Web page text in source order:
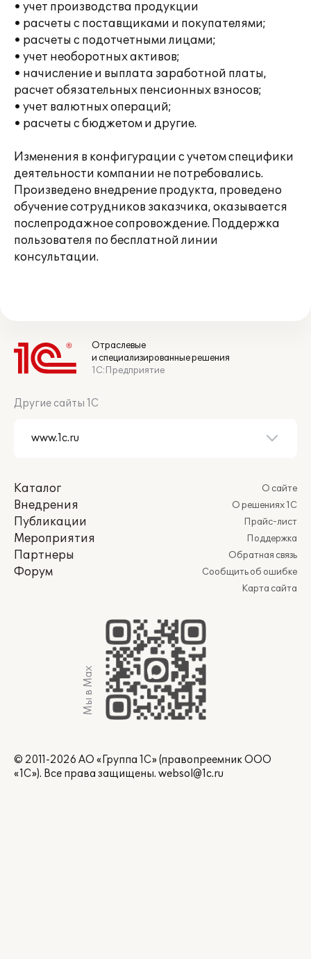
• учет производства продукции
• расчеты с поставщиками и покупателями;
• расчеты с подотчетными лицами;
• учет необоротных активов;
• начисление и выплата заработной платы,
расчет обязательных пенсионных взносов;
• учет валютных операций;
• расчеты с бюджетом и другие.
Изменения в конфигурации с учетом специфики
деятельности компании не потребовались.
Произведено внедрение продукта, проведено
обучение сотрудников заказчика, оказывается
послепродажное сопровождение. Поддержка
пользователя по бесплатной линии
консультации.
Отраслевые
и специализированные решения
1С:Предприятие
Другие сайты 1С
Каталог
Внедрения
Публикации
Мероприятия
Партнеры
Форум
О сайте
О решениях 1С
Прайс-лист
Поддержка
Обратная связь
Сообщить об ошибке
Карта сайта
Мы в Max
© 2011-2026 АО «Группа 1С» (правопреемник ООО
«1С»). Все права защищены. websol@1c.ru